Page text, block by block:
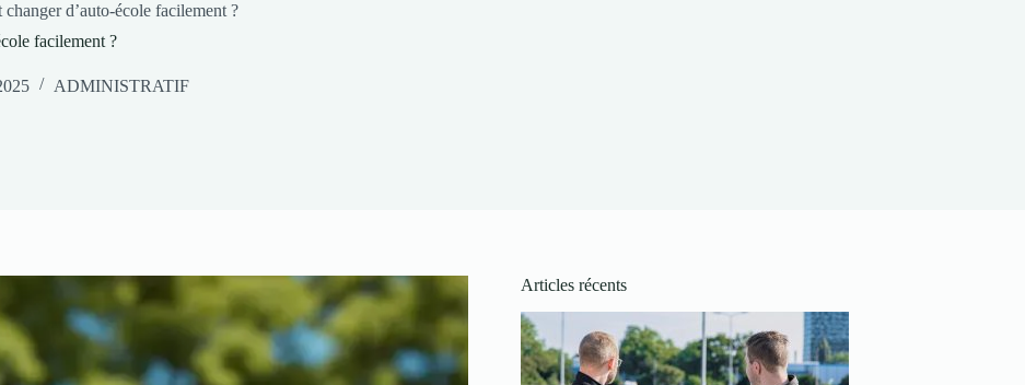
changer d’auto-école facilement ?
facilement ?
ADMINISTRATIF
Articles récents